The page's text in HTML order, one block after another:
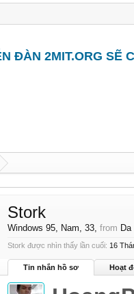
ĐÀN 2MIT.ORG SẼ
Stork
Windows 95, Nam, 33, from
Stork được nhìn thấy lần cuối: 16
Tin nhắn hồ sơ Hoạt